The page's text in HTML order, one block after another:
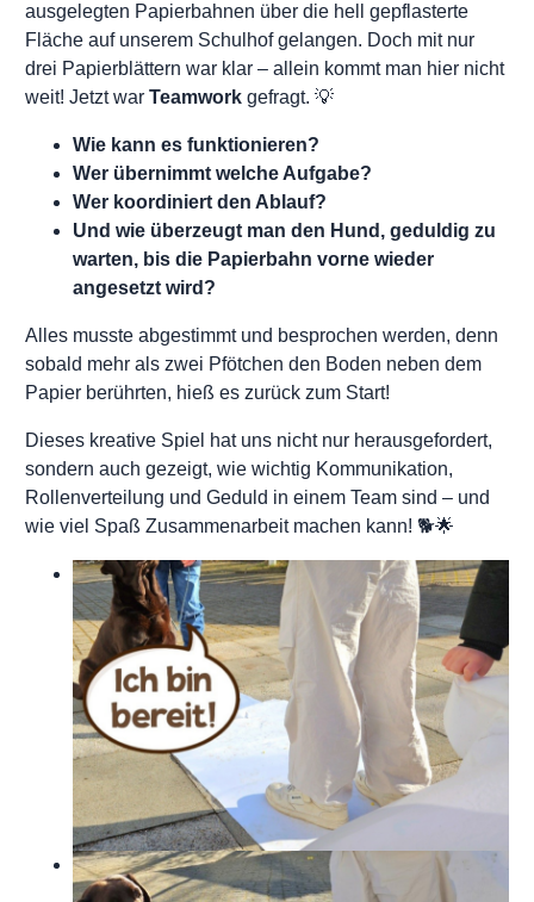
ausgelegten Papierbahnen über die hell gepflasterte
Fläche auf unserem Schulhof gelangen. Doch mit nur
drei Papierblättern war klar – allein kommt man hier nicht
weit! Jetzt warTeamwork gefragt. 💡
Wie kann es funktionieren?
Wer übernimmt welche Aufgabe?
Wer koordiniert den Ablauf?
Und wie überzeugt man den Hund, geduldig zu
warten, bis die Papierbahn vorne wieder
angesetzt wird?
Alles musste abgestimmt und besprochen werden, denn
sobald mehr als zwei Pfötchen den Boden neben dem
Papier berührten, hieß es zurück zum Start!
Dieses kreative Spiel hat uns nicht nur herausgefordert,
sondern auch gezeigt, wie wichtig Kommunikation,
Rollenverteilung und Geduld in einem Team sind – und
wie viel Spaß Zusammenarbeit machen kann! 🐕🌟